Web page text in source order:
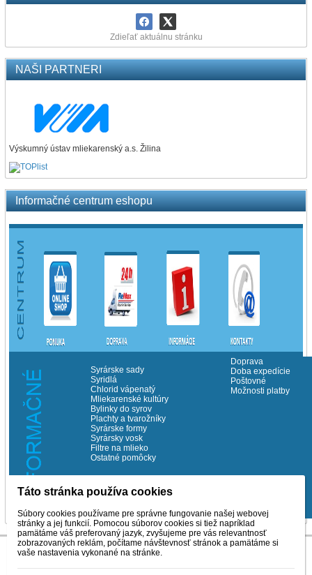
Zdieľať aktuálnu stránku
NAŠI PARTNERI
Výskumný ústav mliekarenský a.s. Žilina
Informačné centrum eshopu
Syrárske sady
Syridlá
Chlorid vápenatý
Mliekarenské kultúry
Bylinky do syrov
Plachty a tvarožníky
Syrárske formy
Syrársky vosk
Filtre na mlieko
Ostatné pomôcky
Doprava
Doba expedície
Poštovné
Možnosti platby
Táto stránka používa cookies
Súbory cookies používame pre správne fungovanie našej webovej
stránky a jej funkcií. Pomocou súborov cookies si tiež napríklad
pamätáme váš preferovaný jazyk, zvyšujeme pre vás relevantnosť
zobrazovaných reklám, počítame návštevnosť stránok a pamätáme si
vaše nastavenia vykonané na stránke.